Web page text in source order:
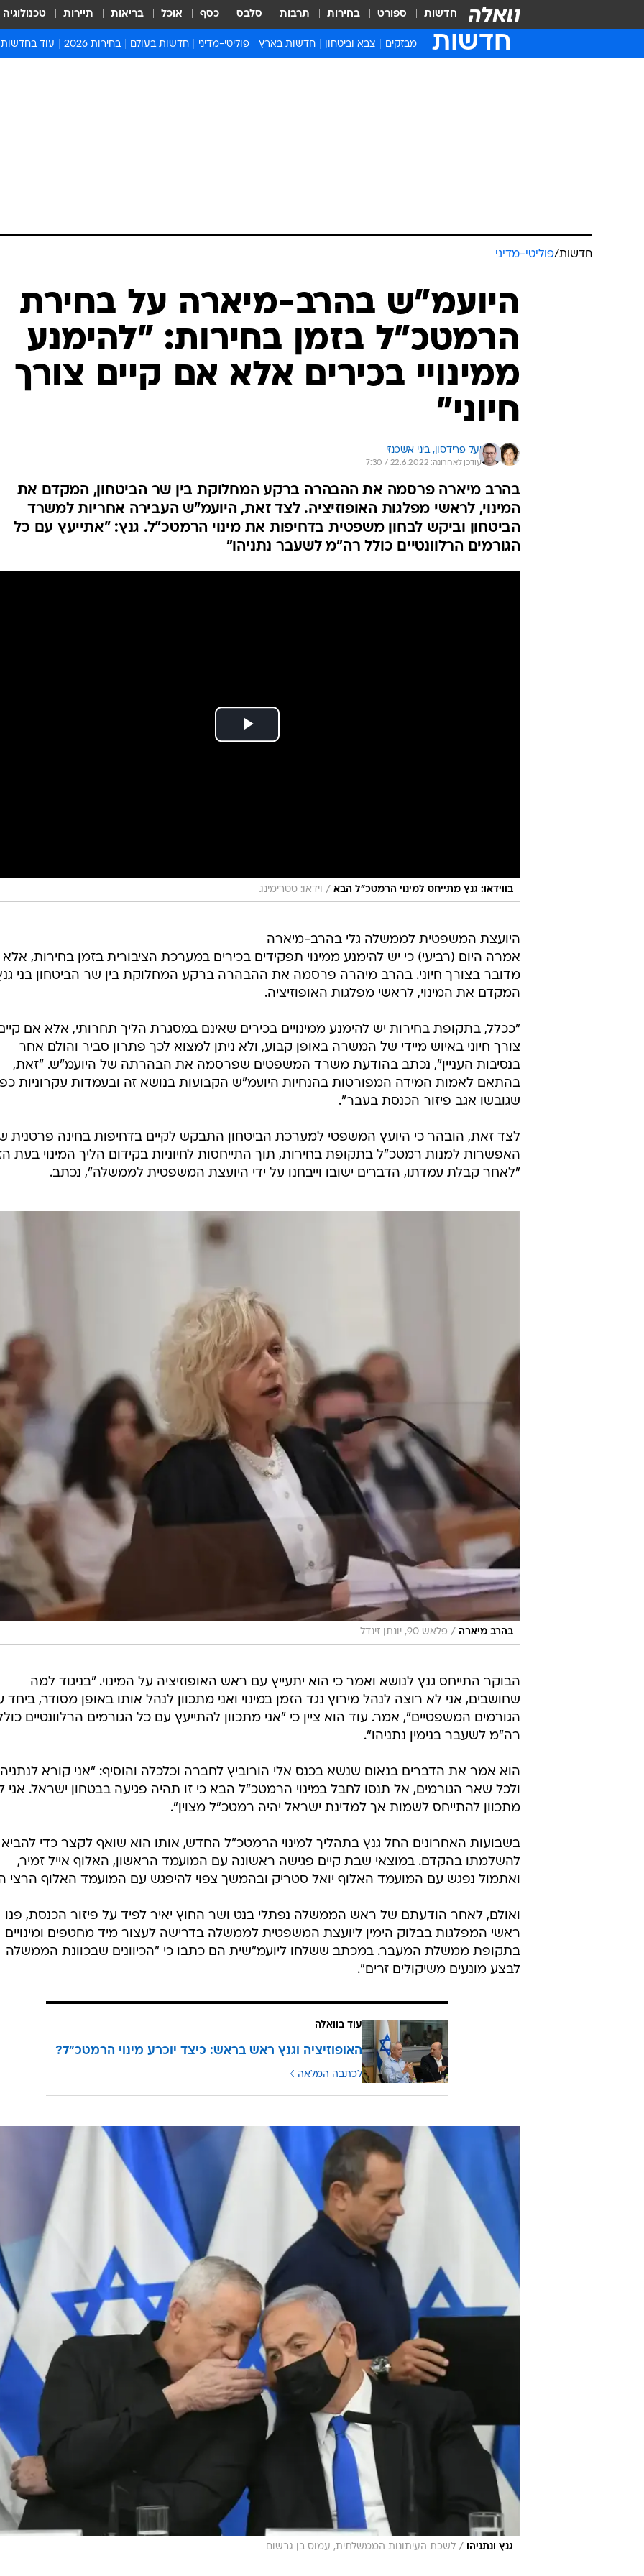
חדשות ספורט בחירות תרבות סלבס כסף אוכל בריאות תיירות טכנולוגיה
חדשות מבזקים צבא וביטחון חדשות בארץ פוליטי-מדיני חדשות בעולם בחירות 2026 עוד בחדשות
חדשות
המייל האדום
חדשות/פוליטי-מדיני
היועמ"ש בהרב-מיארה על בחירת
הרמטכ"ל בזמן בחירות: "להימנע
ממינויי בכירים אלא אם קיים צורך
חיוני"
יעל פרידסון, ביני אשכנזי
עודכן לאחרונה: 22.6.2022 / 7:30
בהרב מיארה פרסמה את ההבהרה ברקע המחלוקת בין שר הביטחון, המקדם את
המינוי, לראשי מפלגות האופוזיציה. לצד זאת, היועמ"ש העבירה אחריות למשרד
הביטחון וביקש לבחון משפטית בדחיפות את מינוי הרמטכ"ל. גנץ: "אתייעץ עם כל
הגורמים הרלוונטיים כולל רה"מ לשעבר נתניהו"
בווידאו: גנץ מתייחס למינוי הרמטכ"ל הבא / וידאו: סטרימינג
היועצת המשפטית לממשלה גלי בהרב-מיארה
אמרה היום (רביעי) כי יש להימנע ממינוי תפקידים בכירים במערכת הציבורית בזמן בחירות,
מדובר בצורך חיוני. בהרב מיהרה פרסמה את ההבהרה ברקע המחלוקת בין שר הביטחון בני
המקדם את המינוי, לראשי מפלגות האופוזיציה.
"ככלל, בתקופת בחירות יש להימנע ממינויים בכירים שאינם במסגרת הליך תחרותי, אלא אם
צורך חיוני באיוש מיידי של המשרה באופן קבוע, ולא ניתן למצוא לכך פתרון סביר והולם אחר
בנסיבות העניין", נכתב בהודעת משרד המשפטים שפרסמה את הבהרתה של היועמ"ש. "זאת,
בהתאם לאמות המידה המפורטות בהנחיות היועמ"ש הקבועות בנושא זה ובעמדות עקרוניות
שגובשו אגב פיזור הכנסת בעבר".
לצד זאת, הובהר כי היועץ המשפטי למערכת הביטחון התבקש לקיים בדחיפות בחינה פרטנית
האפשרות למנות רמטכ"ל בתקופת בחירות, תוך התייחסות לחיוניות בקידום הליך המינוי בעת
"לאחר קבלת עמדתו, הדברים ישובו וייבחנו על ידי היועצת המשפטית לממשלה", נכתב.
בהרב מיארה / פלאש 90, יונתן זינדל
הבוקר התייחס גנץ לנושא ואמר כי הוא יתעייץ עם ראש האופוזיציה על המינוי. "בניגוד למה
שחושבים, אני לא רוצה לנהל מירוץ נגד הזמן במינוי ואני מתכוון לנהל אותו באופן מסודר, ביחד
הגורמים המשפטיים", אמר. עוד הוא ציין כי "אני מתכוון להתייעץ עם כל הגורמים הרלוונטיים
רה"מ לשעבר בנימין נתניהו".
הוא אמר את הדברים בנאום שנשא בכנס אלי הורוביץ לחברה וכלכלה והוסיף: "אני קורא
ולכל שאר הגורמים, אל תנסו לחבל במינוי הרמטכ"ל הבא כי זו תהיה פגיעה בבטחון ישראל. אני
מתכוון להתייחס לשמות אך למדינת ישראל יהיה רמטכ"ל מצוין".
בשבועות האחרונים החל גנץ בתהליך למינוי הרמטכ"ל החדש, אותו הוא שואף לקצר כדי להביא
להשלמתו בהקדם. במוצאי שבת קיים פגישה ראשונה עם המועמד הראשון, האלוף אייל זמיר,
ואתמול נפגש עם המועמד האלוף יואל סטריק ובהמשך צפוי להיפגש עם המועמד האלוף הרצי
ואולם, לאחר הודעתם של ראש הממשלה נפתלי בנט ושר החוץ יאיר לפיד על פיזור הכנסת, פנו
ראשי המפלגות בבלוק הימין ליועצת המשפטית לממשלה בדרישה לעצור מיד מחטפים ומינויים
בתקופת ממשלת המעבר. במכתב ששלחו ליועמ"שית הם כתבו כי "הכיוונים שבכוונת הממשלה
לבצע מונעים משיקולים זרים".
עוד בוואלה
האופוזיציה וגנץ ראש בראש: כיצד יוכרע מינוי הרמטכ"ל?
לכתבה המלאה
גנץ ונתניהו / לשכת העיתונות הממשלתית, עמוס בן גרשום